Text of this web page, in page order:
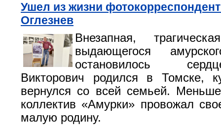
Ушел из жизни
Оглезнев
Внезапная,
выдающегося
остановилось
Викторович родился в Томске,
вернулся со всей семьей.
коллектив «Амурки» провожал
малую родину.